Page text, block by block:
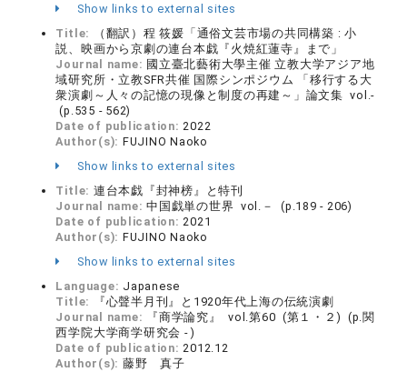
Show links to external sites
Title:
（翻訳）程 筱媛「通俗文芸市場の共同構築 : 小
説、映画から京劇の連台本戯『火焼紅蓮寺』まで」
Journal name: 國立臺北藝術大學主催 立教大学アジア地
域研究所・立教SFR共催 国際シンポジウム 「移行する大
衆演劇～人々の記憶の現像と制度の再建～」論文集 vol.-
(p.535 - 562)
Date of publication:2022
Author(s): FUJINO Naoko
Show links to external sites
Title: 連台本戯『封神榜』と特刊
Journal name:中国戯単の世界 vol.－ (p.189 - 206)
Date of publication:2021
Author(s): FUJINO Naoko
Show links to external sites
Language: Japanese
Title:
『心聲半月刊』と1920年代上海の伝統演劇
Journal name:
『商学論究』 vol.第60 (第１・２) (p.関
西学院大学商学研究会 - )
Date of publication:2012.12
Author(s): 藤野 真子